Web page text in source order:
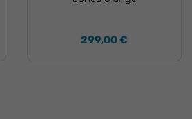
299,00 €